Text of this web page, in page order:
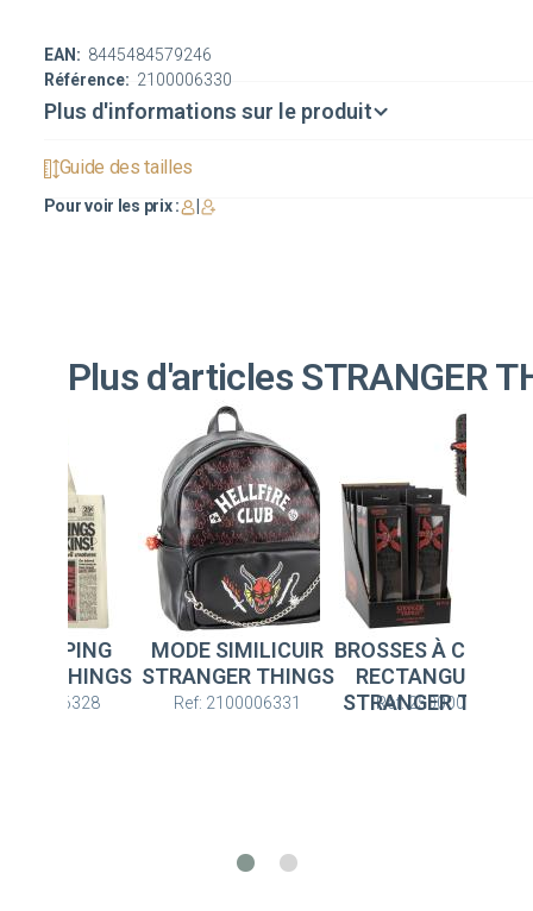
Référence: 2100006330
EAN: 8445484579246
Plus d'informations sur le produit
Guide des tailles
Pour voir les prix :
Plus d'articles STRANGER
SIMILICUIR
THINGS
2100006331
BROSSES À CHEVEUX
RECTANGULAIRE
STRANGER THINGS
Ref: 2500003652
SAC SHOPPING
STRANGER
Ref: 2100006328